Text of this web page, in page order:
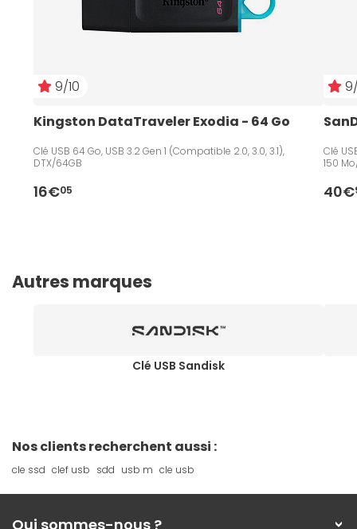
9/10
Kingston DataTraveler Exodia - 64 Go
Clé USB 64 Go, USB 3.2 Gen 1 (Compatible 2.0, 3.0, 3.1),
DTX/64GB
16€05
Clé
150
40€
Autres marques
Clé USB Sandisk
Nos clients recherchent aussi :
cle ssd clef usb sdd usb m cle usb
Qui sommes-nous ?